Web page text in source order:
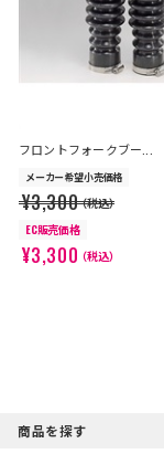
フロントフォークブー...
メーカー希望小売価格
¥3,300（税込）
EC販売価格
¥3,300（税込）
商品を探す